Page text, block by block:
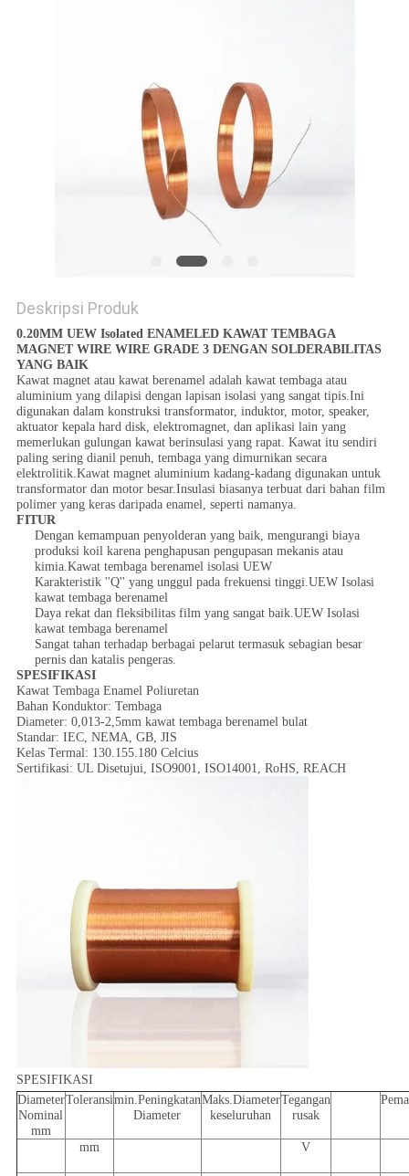
Deskripsi Produk
0.20MM UEW Isolated ENAMELED KAWAT TEMBAGA
MAGNET WIRE WIRE GRADE 3 DENGAN SOLDERABILITAS
YANG BAIK
Kawat magnet atau kawat berenamel adalah kawat tembaga atau
aluminium yang dilapisi dengan lapisan isolasi yang sangat tipis.Ini
digunakan dalam konstruksi transformator, induktor, motor, speaker,
aktuator kepala hard disk, elektromagnet, dan aplikasi lain yang
memerlukan gulungan kawat berinsulasi yang rapat. Kawat itu sendiri
paling sering dianil penuh, tembaga yang dimurnikan secara
elektrolitik.Kawat magnet aluminium kadang-kadang digunakan untuk
transformator dan motor besar.Insulasi biasanya terbuat dari bahan film
polimer yang keras daripada enamel, seperti namanya.
FITUR
Dengan kemampuan penyolderan yang baik, mengurangi biaya
produksi koil karena penghapusan pengupasan mekanis atau
kimia.Kawat tembaga berenamel isolasi UEW
Karakteristik ''Q'' yang unggul pada frekuensi tinggi.UEW Isolasi
kawat tembaga berenamel
Daya rekat dan fleksibilitas film yang sangat baik.UEW Isolasi
kawat tembaga berenamel
Sangat tahan terhadap berbagai pelarut termasuk sebagian besar
pernis dan katalis pengeras.
SPESIFIKASI
Kawat Tembaga Enamel Poliuretan
Bahan Konduktor: Tembaga
Diameter: 0,013-2,5mm kawat tembaga berenamel bulat
Standar: IEC, NEMA, GB, JIS
Kelas Termal: 130.155.180 Celcius
Sertifikasi: UL Disetujui, ISO9001, ISO14001, RoHS, REACH
SPESIFIKASI
Diameter
Nominal
mm
Toleransimin.Peningkatan
Diameter
Maks.Diameter
keseluruhan
Tegangan
rusak
mm V